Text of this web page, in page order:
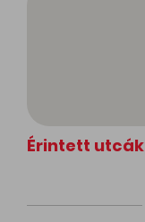
Érintett